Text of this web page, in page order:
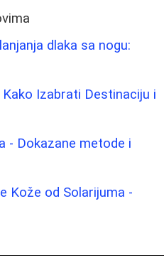
dlaka sa nogu:
Izabrati Destinaciju i
- Dokazane metode i
Kože od Solarijuma -